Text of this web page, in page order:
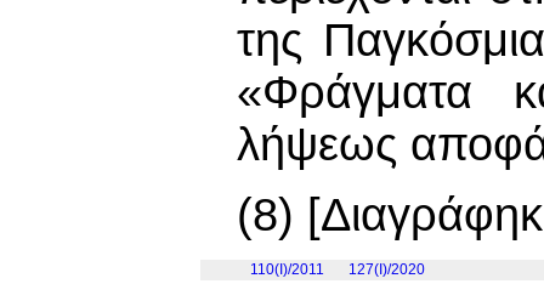
της
«Φράγματα
λήψεως
(8)
110(I)/2011 127(I)/2020